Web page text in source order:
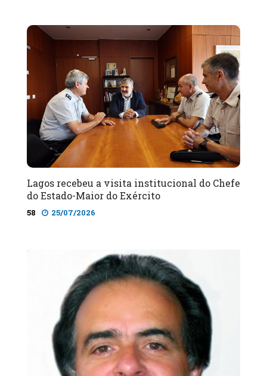
Lagos recebeu a visita institucional do Chefe
do Estado-Maior do Exército
58 25/07/2026